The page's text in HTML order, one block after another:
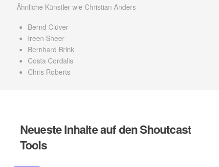
Ähnliche Künstler wie Christian Anders
Bernd Clüver
Ireen Sheer
Bernhard Brink
Costa Cordalis
Chris Roberts
Neueste Inhalte auf den Shoutcast
Tools